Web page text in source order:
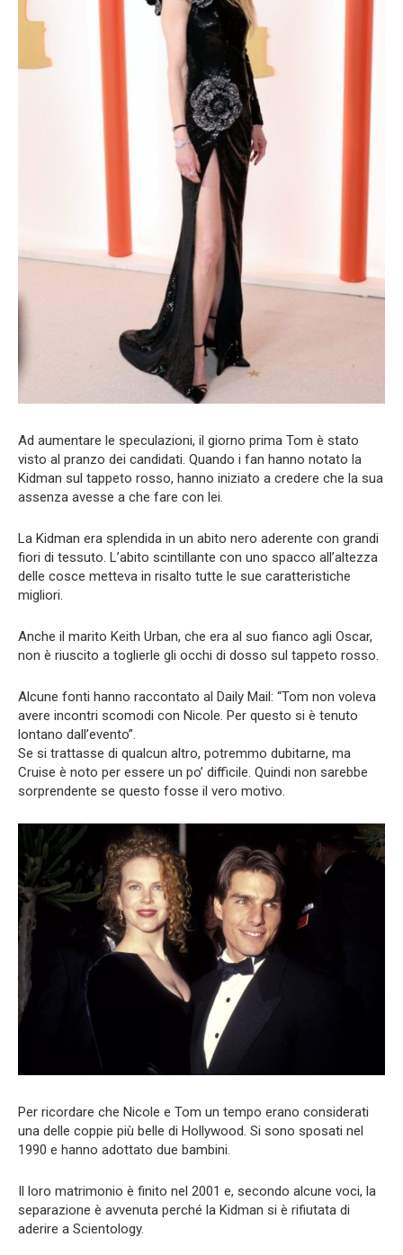
Ad aumentare le speculazioni, il giorno prima Tom è stato
visto al pranzo dei candidati. Quando i fan hanno notato la
Kidman sul tappeto rosso, hanno iniziato a credere che la sua
assenza avesse a che fare con lei.
La Kidman era splendida in un abito nero aderente con grandi
fiori di tessuto. L’abito scintillante con uno spacco all’altezza
delle cosce metteva in risalto tutte le sue caratteristiche
migliori.
Anche il marito Keith Urban, che era al suo fianco agli Oscar,
non è riuscito a toglierle gli occhi di dosso sul tappeto rosso.
Alcune fonti hanno raccontato al Daily Mail: “Tom non voleva
avere incontri scomodi con Nicole. Per questo si è tenuto
lontano dall’evento”.
Se si trattasse di qualcun altro, potremmo dubitarne, ma
Cruise è noto per essere un po’ difficile. Quindi non sarebbe
sorprendente se questo fosse il vero motivo.
Per ricordare che Nicole e Tom un tempo erano considerati
una delle coppie più belle di Hollywood. Si sono sposati nel
1990 e hanno adottato due bambini.
Il loro matrimonio è finito nel 2001 e, secondo alcune voci, la
separazione è avvenuta perché la Kidman si è rifiutata di
aderire a Scientology.